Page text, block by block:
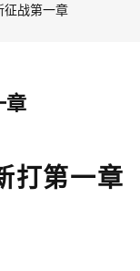
征战第一章
章
打第一章